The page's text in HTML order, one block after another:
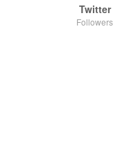
Twitter
Followers